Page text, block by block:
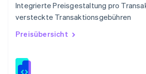
Integrierte Preisgestaltung pro
versteckte Transaktionsgebühren
Preisübersicht
Slowenien
EnglishItaliano
Sonderverwaltungsregion Hongkong,
Spanien